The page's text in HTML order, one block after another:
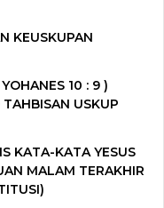
KEUSKUPAN
10 : 9 )
USKUP
KATA-KATA YESUS
MALAM TERAKHIR